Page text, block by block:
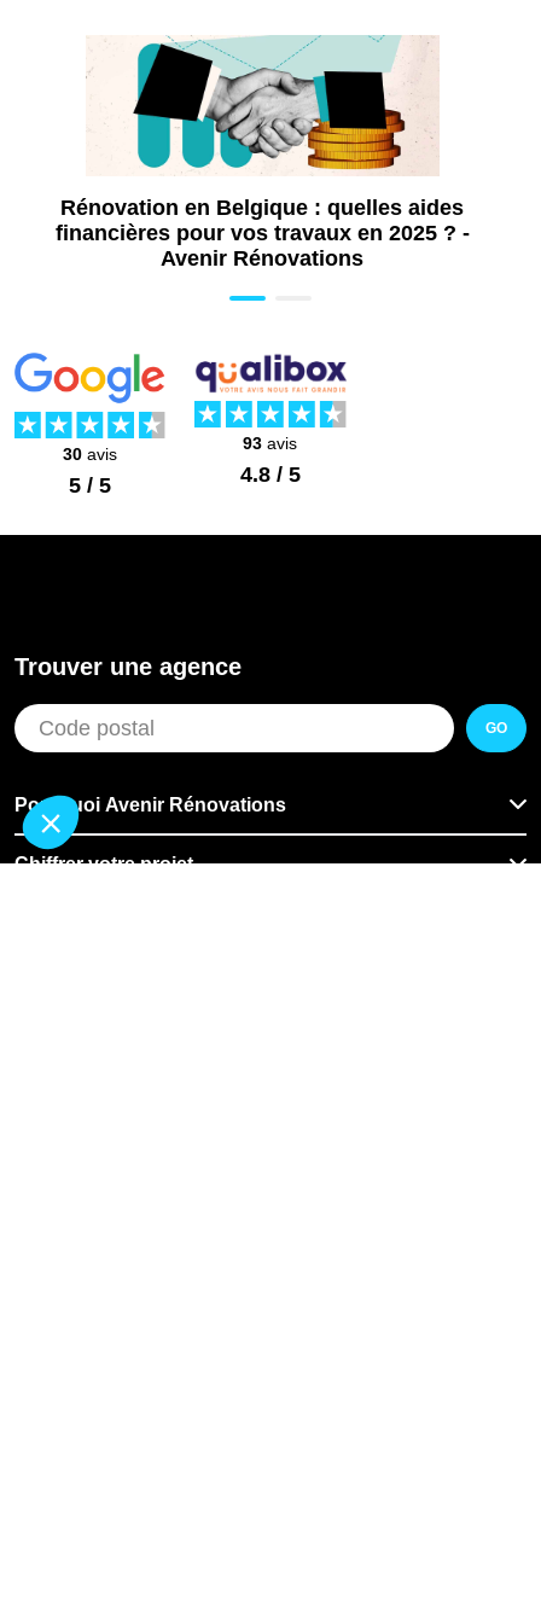
une demi-journée à une journée
, selon la
configuration.
Rénovation en Belgique : quelles aides
financières pour vos travaux en 2025 ? -
Avenir Rénovations
30 avis
5 / 5
93 avis
4.8 / 5
Trouver une agence
GO
Pourquoi Avenir Rénovations
Chiffrer votre projet